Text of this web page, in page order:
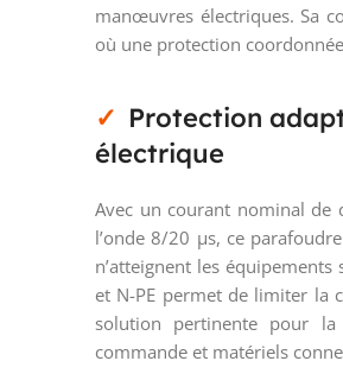
manœuvres électriques. Sa
où une protection
Protection
électrique
Avec un courant nominal de
l’onde 8/20 µs, ce
n’atteignent les
et N-PE permet de limiter la
solution pertinente pour la
commande et matériels